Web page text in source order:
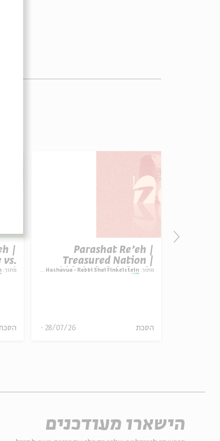
|
vs.
|
מתוך:
Parashat Re’eh |
Treasured Nation |
Rabbi Shai Finkelstein
מתוך: Parashat Hashavua - Rabbi Shai Finkelstein
הסכת 28/07/26
הישארו מעודכנים